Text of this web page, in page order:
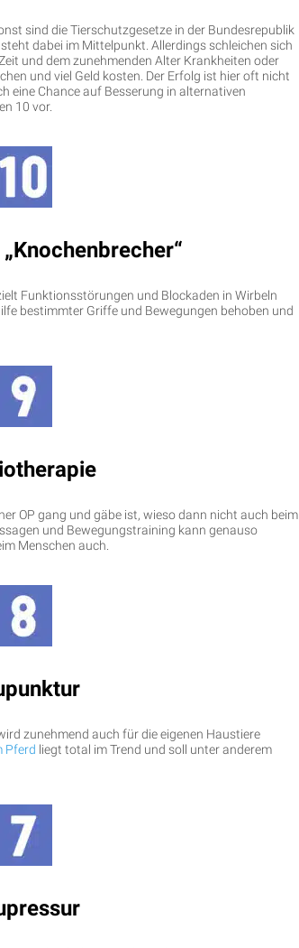
sind die Tierschutzgesetze in der Bundesrepublik
dabei im Mittelpunkt. Allerdings schleichen sich
und dem zunehmenden Alter Krankheiten oder
und viel Geld kosten. Der Erfolg ist hier oft nicht
eine Chance auf Besserung in alternativen
10 vor.
Funktionsstörungen und Blockaden in Wirbeln
bestimmter Griffe und Bewegungen behoben und
OP gang und gäbe ist, wieso dann nicht auch beim
und Bewegungstraining kann genauso
Menschen auch.
zunehmend auch für die eigenen Haustiere
Pferd liegt total im Trend und soll unter anderem